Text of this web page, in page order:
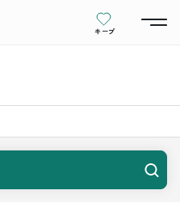
キープ